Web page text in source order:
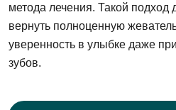
метода лечения. Такой подход
вернуть полноценную
уверенность в улыбке даже
зубов.